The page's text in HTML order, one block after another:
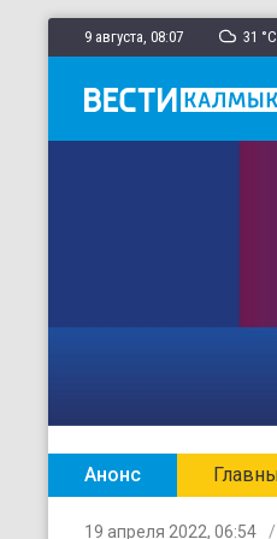
9 августа, 08:07 31 °C
Анонс
19 апреля 2022, 06:54